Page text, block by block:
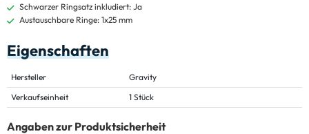
Schwarzer Ringsatz inkludiert: Ja
Austauschbare Ringe: 1x25 mm
Eigenschaften
Hersteller
Gravity
Verkaufseinheit
1 Stück
Angaben zur Produktsicherheit